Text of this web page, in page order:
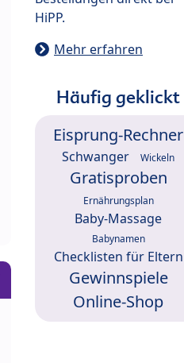
HiPP.
Mehr erfahren
Häufig geklickt
Eisprung-Rechner
Schwanger Wickeln
Gratisproben
Ernährungsplan
Baby-Massage
Babynamen
Checklisten für Eltern
Gewinnspiele
Online-Shop